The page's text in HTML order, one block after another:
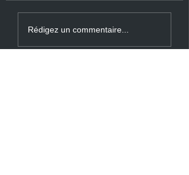
Rédigez un commentaire...